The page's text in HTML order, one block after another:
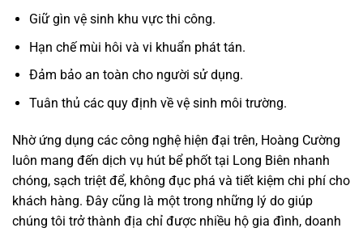
Giữ gìn vệ sinh khu vực thi công.
Hạn chế mùi hôi và vi khuẩn phát tán.
Đảm bảo an toàn cho người sử dụng.
Tuân thủ các quy định về vệ sinh môi trường.
Nhờ ứng dụng các công nghệ hiện đại trên, Hoàng Cường
luôn mang đến dịch vụ hút bể phốt tại Long Biên nhanh
chóng, sạch triệt để, không đục phá và tiết kiệm chi phí cho
khách hàng. Đây cũng là một trong những lý do giúp
chúng tôi trở thành địa chỉ được nhiều hộ gia đình, doanh